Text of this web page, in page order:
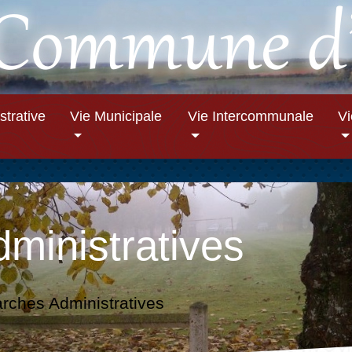
Vie Municipale Vie Intercommunale
Administratives